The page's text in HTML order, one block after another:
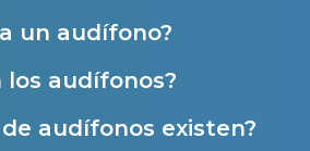
un audífono?
los audífonos?
audífonos existen?